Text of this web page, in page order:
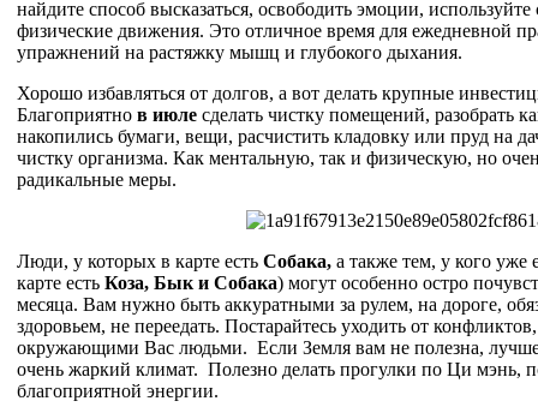
найдите способ высказаться, освободить эмоции,
физические движения. Это отличное время для ежедневной
упражнений на растяжку мышц и глубокого дыхания.
Хорошо избавляться от долгов, а вот делать крупные
Благоприятно в июле сделать чистку помещений, разобрать
накопились бумаги, вещи, расчистить кладовку или пруд на
чистку организма. Как ментальную, так и физическую, но
радикальные меры.
Люди, у которых в карте есть Собака, а также тем, у кого уже
карте есть Коза, Бык и Собака) могут особенно остро
месяца. Вам нужно быть аккуратными за рулем, на дороге,
здоровьем, не переедать. Постарайтесь уходить от
окружающими Вас людьми. Если Земля вам не полезна, лучше
очень жаркий климат. Полезно делать прогулки по Ци мэнь,
благоприятной энергии.